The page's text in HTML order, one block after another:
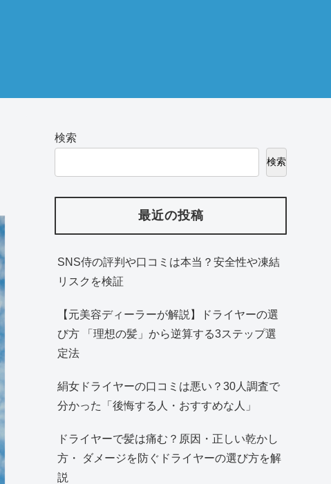
検索
検索
最近の投稿
SNS侍の評判や口コミは本当？安全性や凍結
リスクを検証
【元美容ディーラーが解説】ドライヤーの選
び方 「理想の髪」から逆算する3ステップ選
定法
絹女ドライヤーの口コミは悪い？30人調査で
分かった「後悔する人・おすすめな人」
ドライヤーで髪は痛む？原因・正しい乾かし
方・ ダメージを防ぐドライヤーの選び方を解
説